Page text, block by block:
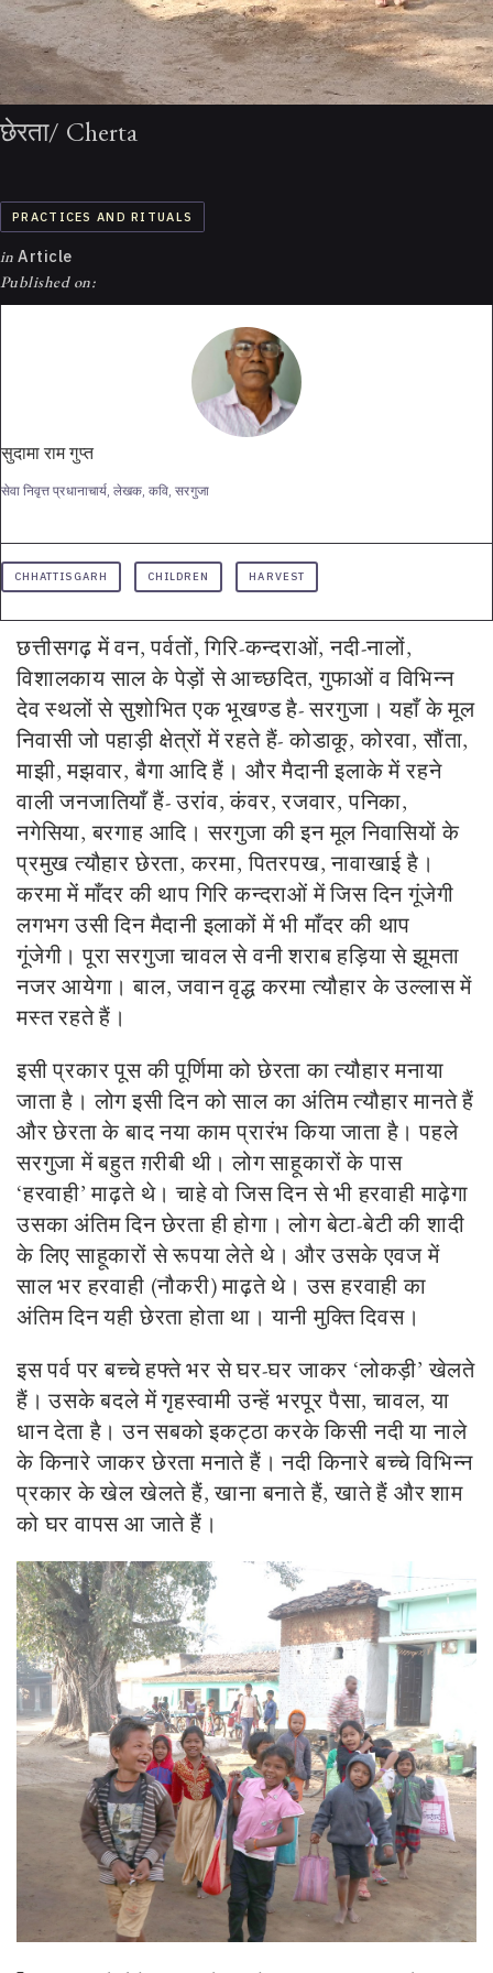
छेरता/ Cherta
PRACTICES AND RITUALS
in Article
Published on:
सुदामा राम गुप्त
सेवा निवृत्त प्रधानाचार्य, लेखक, कवि, सरगुजा
CHHATTISGARH CHILDREN HARVEST
छत्तीसगढ़ में वन, पर्वतों, गिरि-कन्दराओं, नदी-नालों,
विशालकाय साल के पेड़ों से आच्छदित, गुफाओं व विभिन्न
देव स्थलों से सुशोभित एक भूखण्ड है- सरगुजा। यहाँ के मूल
निवासी जो पहाड़ी क्षेत्रों में रहते हैं- कोडाकू, कोरवा, सौंता,
माझी, मझवार, बैगा आदि हैं। और मैदानी इलाके में रहने
वाली जनजातियाँ हैं- उरांव, कंवर, रजवार, पनिका,
नगेसिया, बरगाह आदि। सरगुजा की इन मूल निवासियों के
प्रमुख त्यौहार छेरता, करमा, पितरपख, नावाखाई है।
करमा में माँदर की थाप गिरि कन्दराओं में जिस दिन गूंजेगी
लगभग उसी दिन मैदानी इलाकों में भी माँदर की थाप
गूंजेगी। पूरा सरगुजा चावल से वनी शराब हड़िया से झूमता
नजर आयेगा। बाल, जवान वृद्ध करमा त्यौहार के उल्लास में
मस्त रहते हैं।
इसी प्रकार पूस की पूर्णिमा को छेरता का त्यौहार मनाया
जाता है। लोग इसी दिन को साल का अंतिम त्यौहार मानते हैं
और छेरता के बाद नया काम प्रारंभ किया जाता है। पहले
सरगुजा में बहुत ग़रीबी थी। लोग साहूकारों के पास
‘हरवाही’ माढ़ते थे। चाहे वो जिस दिन से भी हरवाही माढ़ेगा
उसका अंतिम दिन छेरता ही होगा। लोग बेटा-बेटी की शादी
के लिए साहूकारों से रूपया लेते थे। और उसके एवज में
साल भर हरवाही (नौकरी) माढ़ते थे। उस हरवाही का
अंतिम दिन यही छेरता होता था। यानी मुक्ति दिवस।
इस पर्व पर बच्चे हफ्ते भर से घर-घर जाकर ‘लोकड़ी’ खेलते
हैं। उसके बदले में गृहस्वामी उन्हें भरपूर पैसा, चावल, या
धान देता है। उन सबको इकट्ठा करके किसी नदी या नाले
के किनारे जाकर छेरता मनाते हैं। नदी किनारे बच्चे विभिन्न
प्रकार के खेल खेलते हैं, खाना बनाते हैं, खाते हैं और शाम
को घर वापस आ जाते हैं।